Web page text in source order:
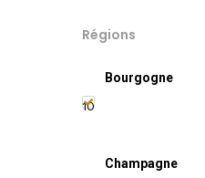
Régions
Bourgogne
10
Champagne